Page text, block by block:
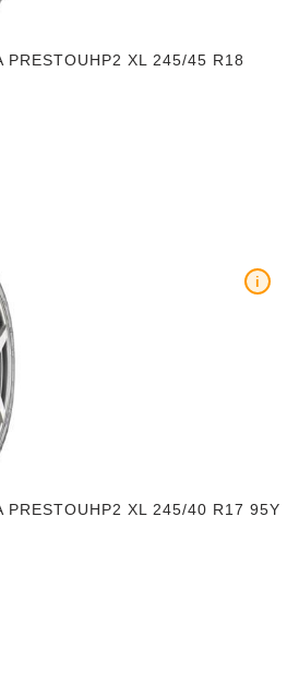
XL 245/45 R18
PRESTOUHP2 XL 245/40 R17 95Y
i